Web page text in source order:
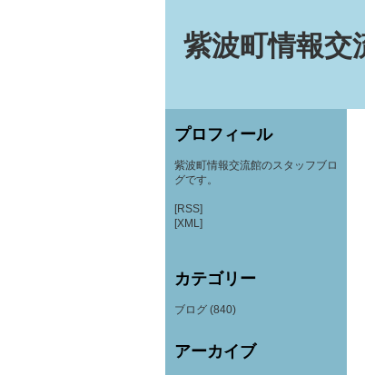
紫波町情報交
プロフィール
紫波町情報交流館のスタッフブロ
グです。
[RSS]
[XML]
カテゴリー
ブログ (840)
アーカイブ